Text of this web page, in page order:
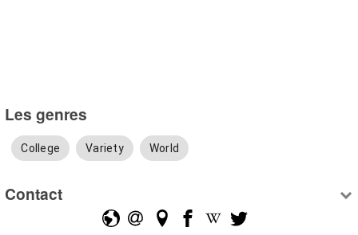
Les genres
College Variety World
Contact